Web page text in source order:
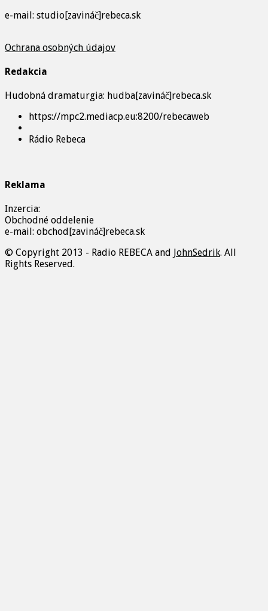
e-mail: studio[zavináč]rebeca.sk
Ochrana osobných údajov
Redakcia
Hudobná dramaturgia: hudba[zavináč]rebeca.sk
https://mpc2.mediacp.eu:8200/rebecaweb
Rádio Rebeca
Reklama
Inzercia:
Obchodné oddelenie
e-mail: obchod[zavináč]rebeca.sk
© Copyright 2013 - Radio REBECA and JohnSedrik. All
Rights Reserved.